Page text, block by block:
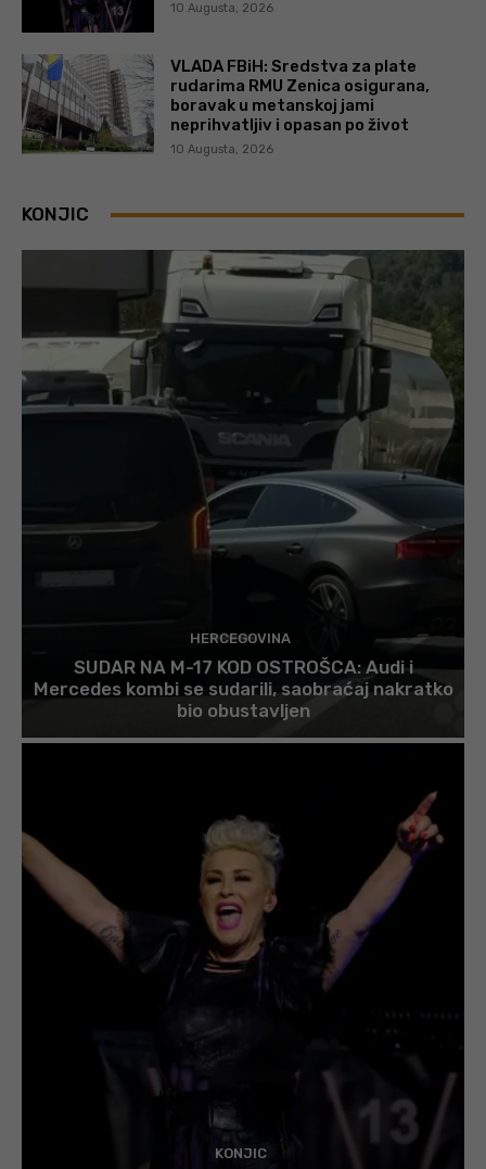
10 Augusta, 2026
VLADA FBiH: Sredstva za plate
rudarima RMU Zenica osigurana,
boravak u metanskoj jami
neprihvatljiv i opasan po život
10 Augusta, 2026
KONJIC
HERCEGOVINA
SUDAR NA M-17 KOD OSTROŠCA: Audi i
Mercedes kombi se sudarili, saobraćaj nakratko
bio obustavljen
KONJIC